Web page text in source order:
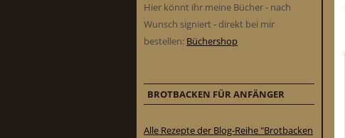
Hier könnt ihr meine Bücher - nach
Wunsch signiert - direkt bei mir
bestellen: Büchershop
BROTBACKEN FÜR ANFÄNGER
Alle Rezepte der Blog-Reihe "Brotbacken